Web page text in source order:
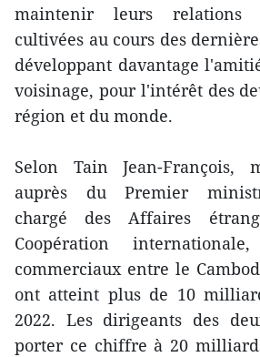
maintenir leurs relations
cultivées au cours des
développant davantage
voisinage, pour l'intérêt des
région et du monde.
Selon Tain Jean-François,
auprès du Premier
chargé des Affaires
Coopération
commerciaux entre le
ont atteint plus de 10
2022. Les dirigeants des
porter ce chiffre à 20